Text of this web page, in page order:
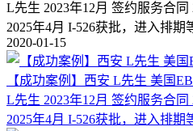
L先生 2023年12月 签约服务合同
2025年4月 I-526获批，进入排期
2020-01-15
【成功案例】西安 L先生 美国
L先生 2023年12月 签约服务合同
2025年4月 I-526获批，进入排期